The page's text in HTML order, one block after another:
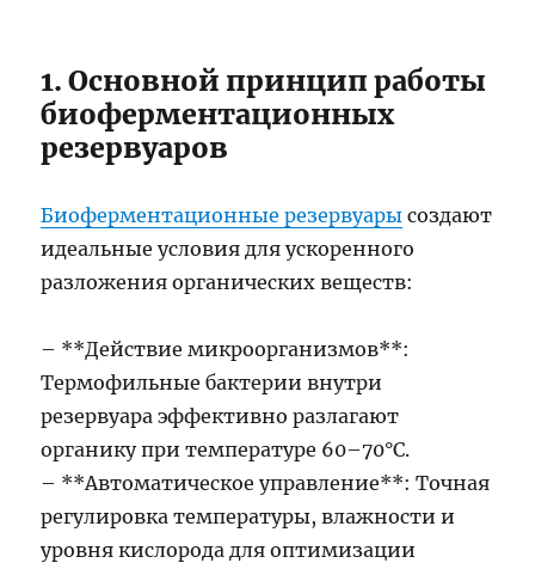
1. Основной принцип работы
биоферментационных
резервуаров
Биоферментационные резервуары создают
идеальные условия для ускоренного
разложения органических веществ:
– **Действие микроорганизмов**:
Термофильные бактерии внутри
резервуара эффективно разлагают
органику при температуре 60–70°C.
– **Автоматическое управление**: Точная
регулировка температуры, влажности и
уровня кислорода для оптимизации